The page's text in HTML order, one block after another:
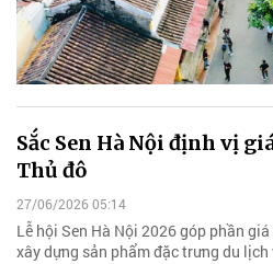
Sắc Sen Hà Nội định vị
Thủ đô
27/06/2026 05:14
Lễ hội Sen Hà Nội 2026 góp phần
xây dựng sản phẩm đặc trưng du lịch